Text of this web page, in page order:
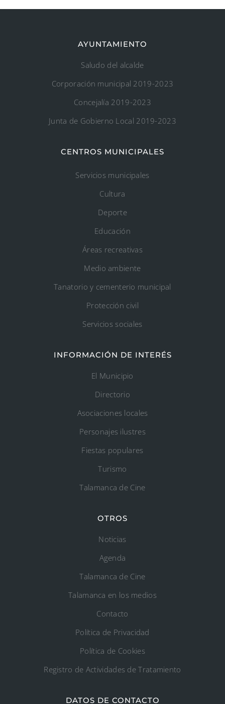
AYUNTAMIENTO
Saludo del alcalde
Corporación municipal 2019-2023
Concejalía 2019-2023
Junta de Gobierno Local 2019-2023
CENTROS MUNICIPALES
Servicios municipales
Cultura
Deporte
Educación
Áreas recreativas
Medio ambiente
Tanatorio y cementerio municipal
Protección civil
Servicios sociales
INFORMACIÓN DE INTERÉS
El Municipio
Directorio
Asociaciones locales
Personajes ilustres
Fiestas populares
Turismo
Talamanca de Cine
OTROS
Noticias
Agenda
Talamanca de Cine
Talamanca en los medios
Contacto
Política de Privacidad
Política de Cookies
Registro de Actividades de Tratamiento
DATOS DE CONTACTO